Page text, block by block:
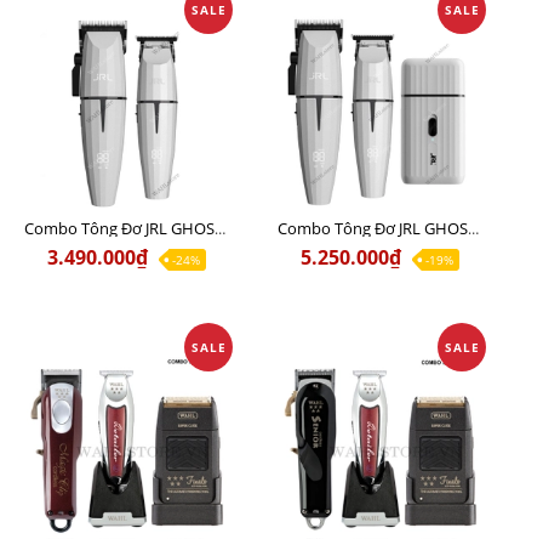
SALE
Combo Tông Đơ JRL GHOST 1 Limited Edition Chính Hãng USA
3.490.000₫ -24%
SALE
Combo Tông Đơ JRL GHOST 2 Limited Edition Chính Hãng USA
5.250.000₫ -19%
SALE SALE